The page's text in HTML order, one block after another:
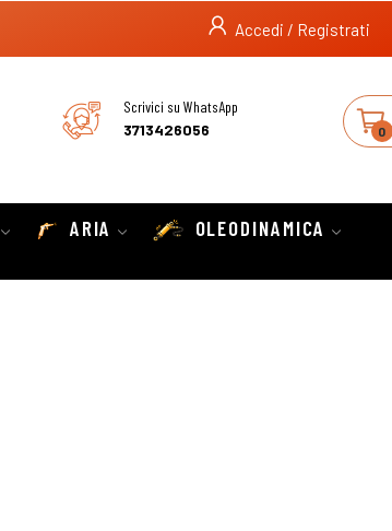
Accedi / Registrati
0
Scrivici su WhatsApp
3713426056
ARIA
OLEODINAMICA